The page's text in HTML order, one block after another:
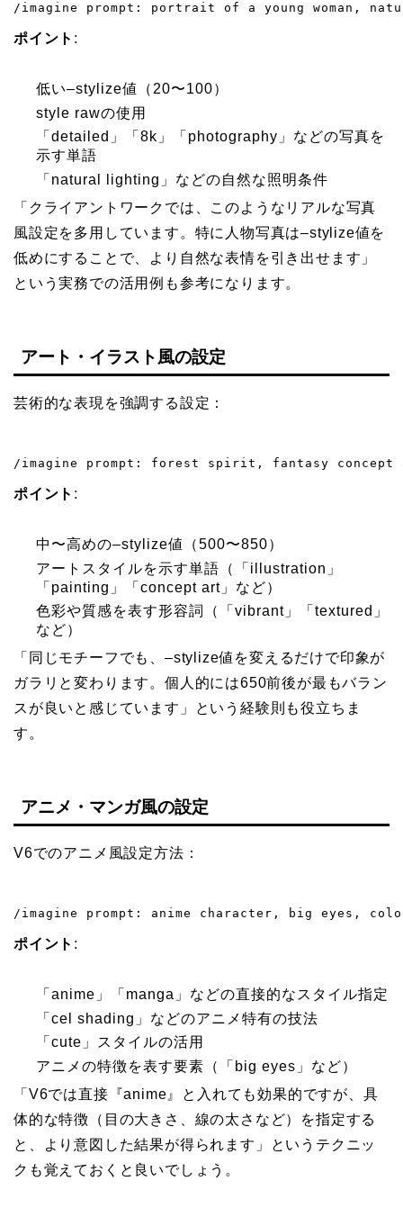
/imagine prompt: portrait of a young woman,
ポイント :
低い–stylize値（20〜100）
style rawの使用
「detailed」「8k」「photography」などの写真を
示す単語
「natural lighting」などの自然な照明条件
「クライアントワークでは、このようなリアルな写真
風設定を多用しています。特に人物写真は–stylize値を
低めにすることで、より自然な表情を引き出せます」
という実務での活用例も参考になります。
アート・イラスト風の設定
芸術的な表現を強調する設定：
/imagine prompt: forest spirit, fantasy
ポイント :
中〜高めの–stylize値（500〜850）
アートスタイルを示す単語（「illustration」
「painting」「concept art」など）
色彩や質感を表す形容詞（「vibrant」「textured」
など）
「同じモチーフでも、–stylize値を変えるだけで印象が
ガラリと変わります。個人的には650前後が最もバラン
スが良いと感じています」という経験則も役立ちま
す。
アニメ・マンガ風の設定
V6でのアニメ風設定方法：
/imagine prompt: anime character, big eyes,
ポイント :
「anime」「manga」などの直接的なスタイル指定
「cel shading」などのアニメ特有の技法
「cute」スタイルの活用
アニメの特徴を表す要素（「big eyes」など）
「V6では直接『anime』と入れても効果的ですが、具
体的な特徴（目の大きさ、線の太さなど）を指定する
と、より意図した結果が得られます」というテクニッ
クも覚えておくと良いでしょう。